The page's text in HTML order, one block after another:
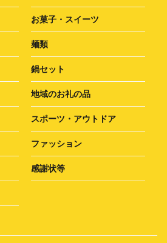
お菓子・スイーツ
麺類
鍋セット
地域のお礼の品
スポーツ・アウトドア
ファッション
感謝状等